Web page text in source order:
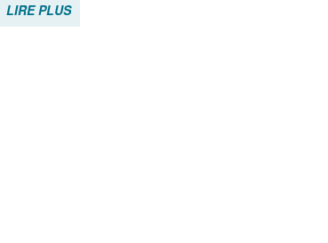
LIRE PLUS